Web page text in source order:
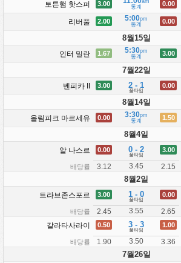
토튼햄 핫스퍼 3.00
am
통계
0.00
리버풀 2.00 5:00pm
통계
0.00
8월15일
인터 밀란 1.67 5:30pm
통계
3.00
7월22일
벤피카 II 3.00 2 - 1
풀타임
0.00
8월14일
올림피크 마르세유 0.00 3:30pm
통계
1.50
8월4일
알 나스르
배당률
0.00
3.12
0 - 2
풀타임
3.45
3.00
2.15
8월2일
트라브존스포르
배당률
3.00
2.45
1 - 0
풀타임
3.55
0.00
2.65
갈라타사라이
배당률
0.50
1.90
3 - 3
풀타임
3.50
1.00
3.36
7월26일